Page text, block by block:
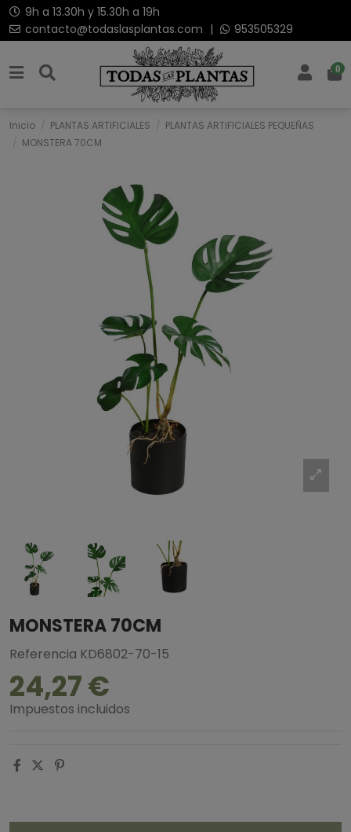
9h a 13.30h y 15.30h a 19h
contacto@todaslasplantas.com | 953505329
0
Inicio PLANTAS ARTIFICIALES
PLANTAS ARTIFICIALES PEQUEÑAS
MONSTERA 70CM
MONSTERA 70CM
Referencia KD6802-70-15
24,27 €
Impuestos incluidos